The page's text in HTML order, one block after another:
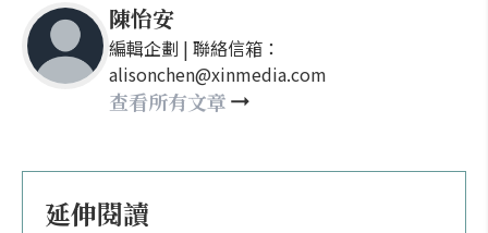
陳怡安
編輯企劃 | 聯絡信箱：
alisonchen@xinmedia.com
查看所有文章
延伸閱讀